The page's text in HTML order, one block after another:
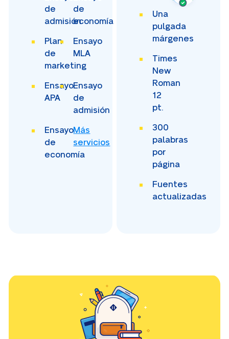
de
admisión
de
economía
Plan
de
marketing
Ensayo
MLA
Ensayo
APA
Ensayo
de
admisión
Ensayo
de
economía
Más
servicios
Una
pulgada
márgenes
Times
New
Roman
12
pt.
300
palabras
por
página
Fuentes
actualizadas